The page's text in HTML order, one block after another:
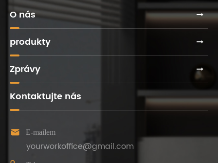
O nás
produkty
Zprávy
Kontaktujte nás
 E-mailem
yourworkoffice@gmail.com